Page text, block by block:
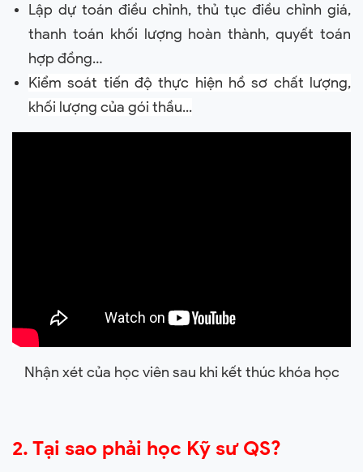
Lập dự toán điều chỉnh, thủ tục điều chỉnh giá,
thanh toán khối lượng hoàn thành, quyết toán
hợp đồng…
Kiểm soát tiến độ thực hiện hồ sơ chất lượng,
khối lượng của gói thầu...
Nhận xét của học viên sau khi kết thúc khóa học
2. Tại sao phải học Kỹ sư QS?